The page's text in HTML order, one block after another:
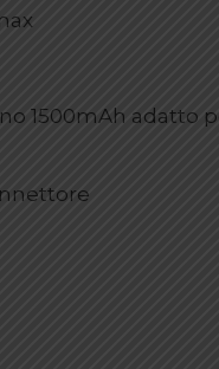
1500mAh adatto